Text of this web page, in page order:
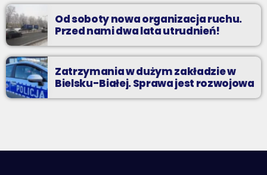
Od soboty nowa organizacja ruchu.
Przed nami dwa lata utrudnień!
Zatrzymania w dużym zakładzie w
Bielsku-Białej. Sprawa jest rozwojowa